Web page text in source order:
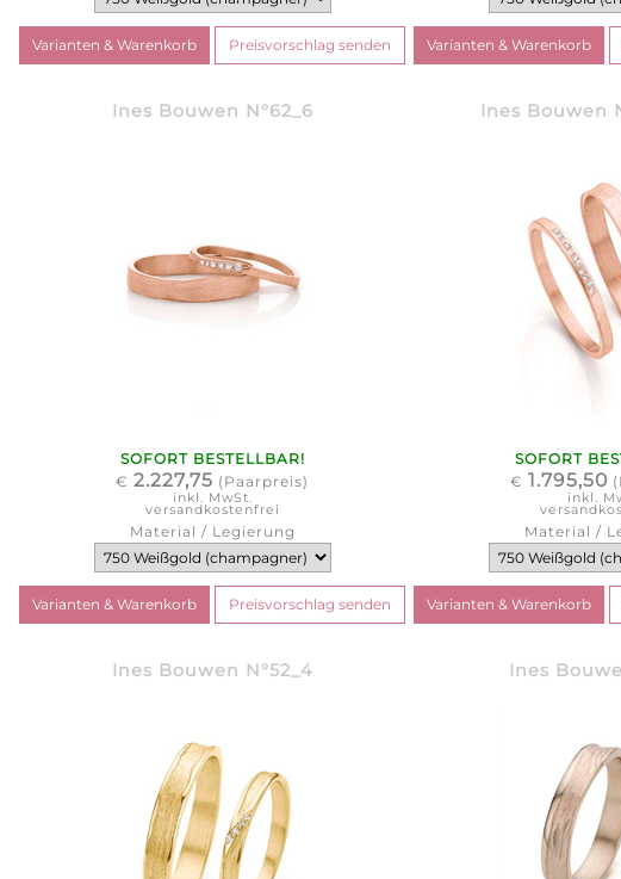
Ines Bouwen N°62_6
SOFORT BESTELLBAR!
€ 2.227,75 (Paarpreis)
inkl. MwSt.
versandkostenfrei
Material / Legierung
Ines Bouwen
SOFORT
€ 1.795,50
inkl.
Material /
Ines Bouwen N°52_4 Ines